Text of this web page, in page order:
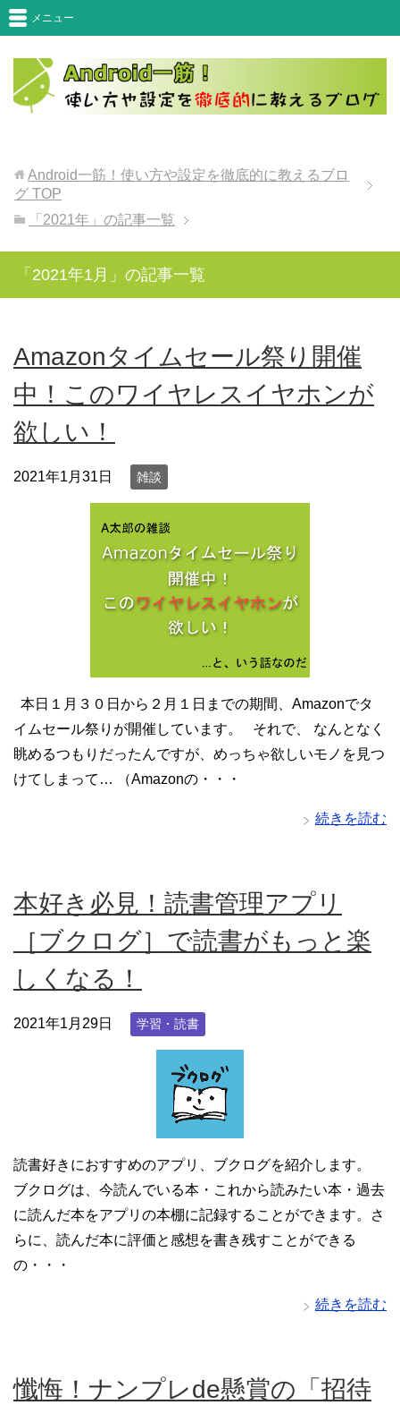
メニュー
Android一筋！使い方や設定を徹底的に教えるブロ
グ TOP
「2021年」の記事一覧
「2021年1月」の記事一覧
Amazonタイムセール祭り開催
中！このワイヤレスイヤホンが
欲しい！
2021年1月31日 雑談
本日１月３０日から２月１日までの期間、Amazonでタ
イムセール祭りが開催しています。 それで、 なんとなく
眺めるつもりだったんですが、めっちゃ欲しいモノを見つ
けてしまって… （Amazonの・・・
続きを読む
本好き必見！読書管理アプリ
［ブクログ］で読書がもっと楽
しくなる！
2021年1月29日 学習・読書
読書好きにおすすめのアプリ、ブクログを紹介します。
ブクログは、今読んでいる本・これから読みたい本・過去
に読んだ本をアプリの本棚に記録することができます。さ
らに、読んだ本に評価と感想を書き残すことができる
の・・・
続きを読む
懺悔！ナンプレde懸賞の「招待